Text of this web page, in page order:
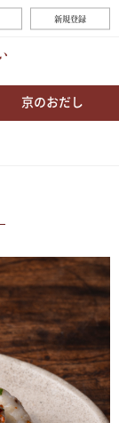
新規登録
京のおだし